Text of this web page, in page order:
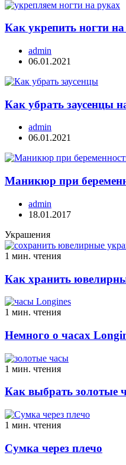
Как укрепить ногти
admin
06.01.2021
Как убрать заусенцы
admin
06.01.2021
Маникюр при
admin
18.01.2017
Украшения
1 мин. чтения
Как хранить
1 мин. чтения
Немного о часах
1 мин. чтения
Как выбрать золотые
1 мин. чтения
Сумка через плечо